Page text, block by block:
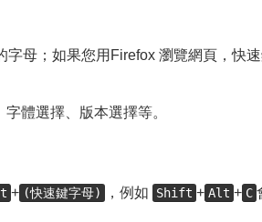
字母；如果您用Firefox 瀏覽網頁，快
體選擇、版本選擇等。
+ (快速鍵字母) ，例如 Shift + Alt + C